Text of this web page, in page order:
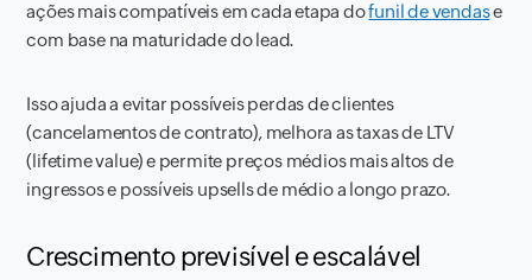
ações mais compatíveis em cada etapa dofunil de vendase
com base na maturidade dolead.
Isso ajuda a evitar possíveis perdas de clientes
(cancelamentos de contrato), melhora as taxas de LTV
(lifetime value) e permite preços médios mais altos de
ingressos e possíveis upsellsde médio a longo prazo.
Crescimento previsível e escalável